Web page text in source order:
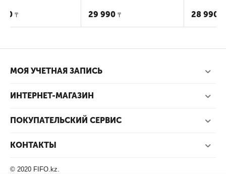
₸ ₸
МОЯ УЧЕТНАЯ ЗАПИСЬ
ИНТЕРНЕТ-МАГАЗИН
ПОКУПАТЕЛЬСКИЙ СЕРВИС
КОНТАКТЫ
© 2020 FIFO.kz.